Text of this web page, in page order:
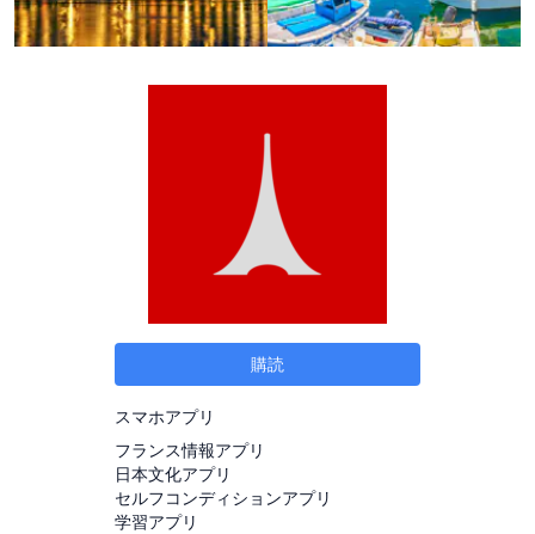
購読
スマホアプリ
フランス情報アプリ
日本文化アプリ
セルフコンディションアプリ
学習アプリ